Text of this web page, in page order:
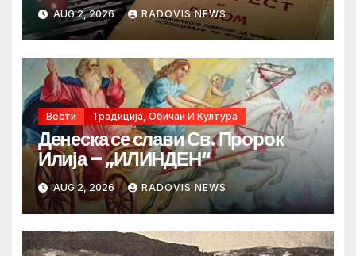
AUG 2, 2026 RADOVIS NEWS
Вести Традиција, Обичаи И Култура
Денеска се слави Св. Пророк
Илија – „ИЛИНДЕН“
AUG 2, 2026 RADOVIS NEWS